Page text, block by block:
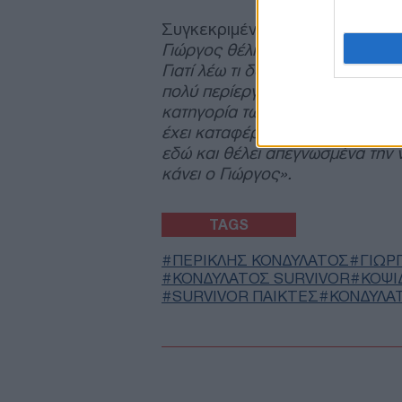
Συγκεκριμένα ο Περικλής
Γιώργος θέλησε να δώσει τις
Γιατί λέω τι δουλειά έχει
πολύ περίεργο. Είναι
κατηγορία των ανθρώπων που
έχει καταφέρει στην κανονική
εδώ και θέλει απεγνωσμένα
κάνει ο Γιώργος».
TAGS
ΠΕΡΙΚΛΗΣ ΚΟΝΔΥΛΑΤΟΣ
ΚΟΝΔΥΛΑΤΟΣ SURVIVOR
SURVIVOR ΠΑΙΚΤΕΣ